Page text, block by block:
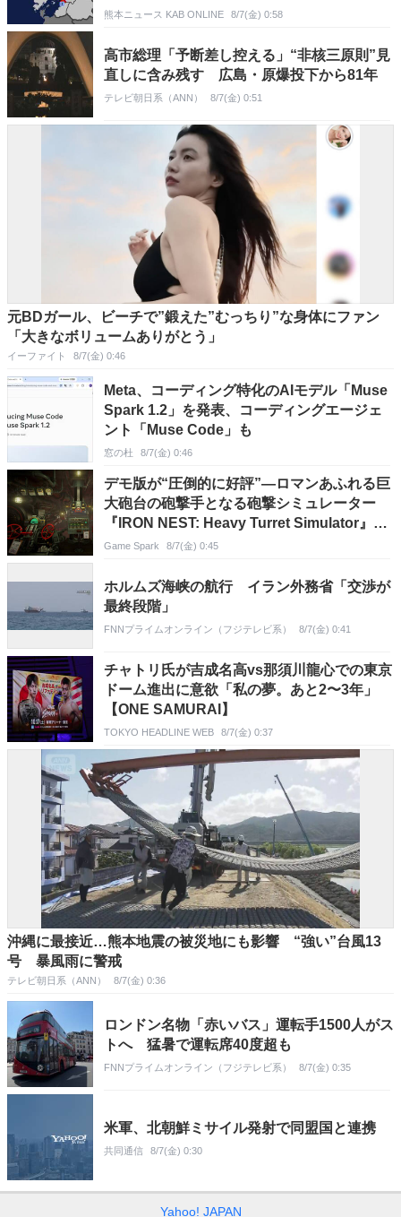
熊本ニュース KAB ONLINE 8/7(金) 0:58
高市総理「予断差し控える」“非核三原則”見
直しに含み残す 広島・原爆投下から81年
テレビ朝日系（ANN） 8/7(金) 0:51
元BDガール、ビーチで”鍛えた”むっちり”な身体にファン
「大きなボリュームありがとう」
イーファイト 8/7(金) 0:46
Meta、コーディング特化のAIモデル「Muse
Spark 1.2」を発表、コーディングエージェ
ント「Muse Code」も
窓の杜 8/7(金) 0:46
デモ版が“圧倒的に好評”―ロマンあふれる巨
大砲台の砲撃手となる砲撃シミュレーター
『IRON NEST: Heavy Turret Simulator』
Steamにてリリース
Game Spark 8/7(金) 0:45
ホルムズ海峡の航行 イラン外務省「交渉が
最終段階」
FNNプライムオンライン（フジテレビ系） 8/7(金) 0:41
チャトリ氏が吉成名高vs那須川龍心での東京
ドーム進出に意欲「私の夢。あと2〜3年」
【ONE SAMURAI】
TOKYO HEADLINE WEB 8/7(金) 0:37
沖縄に最接近…熊本地震の被災地にも影響 “強い”台風13
号 暴風雨に警戒
テレビ朝日系（ANN） 8/7(金) 0:36
ロンドン名物「赤いバス」運転手1500人がス
トへ 猛暑で運転席40度超も
FNNプライムオンライン（フジテレビ系） 8/7(金) 0:35
米軍、北朝鮮ミサイル発射で同盟国と連携
共同通信 8/7(金) 0:30
Yahoo! JAPAN